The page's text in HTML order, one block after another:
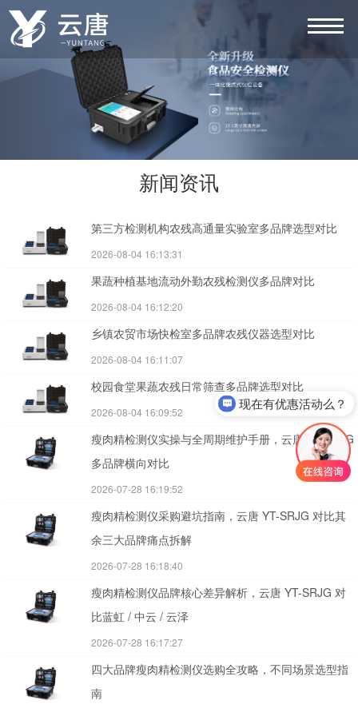
新闻资讯
第三方检测机构农残高通量实验室多品牌选型对比
2026-08-04 16:13:31
果蔬种植基地流动外勤农残检测仪多品牌对比
2026-08-04 16:12:20
乡镇农贸市场快检室多品牌农残仪器选型对比
2026-08-04 16:11:07
校园食堂果蔬农残日常筛查多品牌选型对比
2026-08-04 16:09:52
瘦肉精检测仪实操与全周期维护手册，云唐 YT-SRJG
多品牌横向对比
2026-07-28 16:19:52
瘦肉精检测仪采购避坑指南，云唐 YT-SRJG 对比其
余三大品牌痛点拆解
2026-07-28 16:18:40
瘦肉精检测仪品牌核心差异解析，云唐 YT-SRJG 对
比蓝虹 / 中云 / 云泽
2026-07-28 16:17:27
四大品牌瘦肉精检测仪选购全攻略，不同场景选型指
南
现在有优惠活动么？